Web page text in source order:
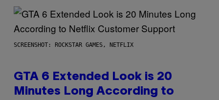
SCREENSHOT: ROCKSTAR GAMES, NETFLIX
GTA 6 Extended Look is 20
Minutes Long According to